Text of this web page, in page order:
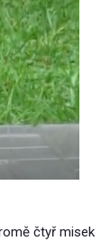
čtyř misek